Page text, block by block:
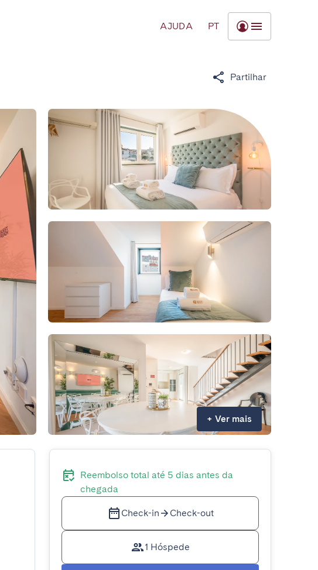
AJUDA PT
Partilhar
+ Ver mais
Reembolso total até 5 dias antes da
chegada
Check-in Check-out
1 Hóspede